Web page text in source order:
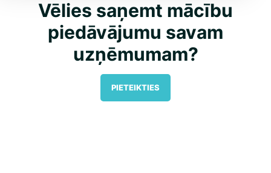
Vēlies saņemt mācību
piedāvājumu savam
uzņēmumam?
PIETEIKTIES